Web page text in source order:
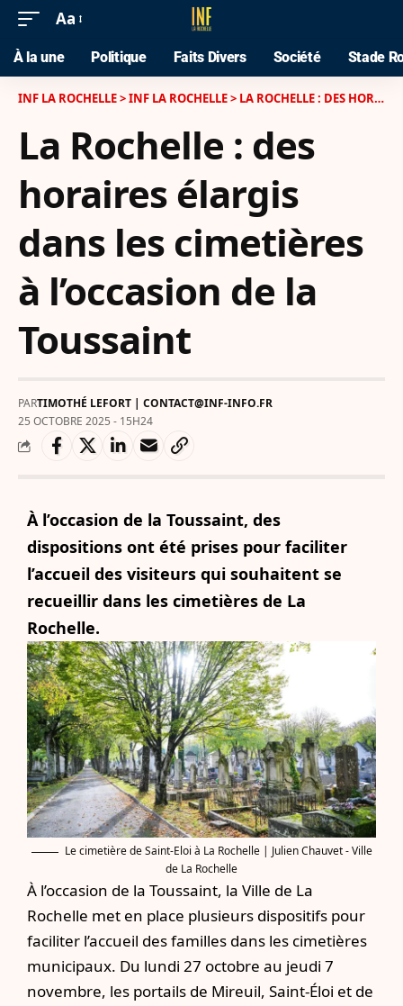
Aa
À la une Politique Faits Divers Société Stade
INF LA ROCHELLE>INF LA ROCHELLE> LA ROCHELLE : DES HORAIRES ÉLARGIS DANS LES CIMETIÈRES À L’OCCASION DE LA TOUSSAINT
La Rochelle : des
horaires élargis
dans les cimetières
à l’occasion de la
Toussaint
PARTIMOTHÉ LEFORT | CONTACT@INF-INFO.FR
25 OCTOBRE 2025 - 15H24
À l’occasion de la Toussaint, des
dispositions ont été prises pour faciliter
l’accueil des visiteurs qui souhaitent se
recueillir dans les cimetières de La
Rochelle.
Le cimetière de Saint-Eloi à La Rochelle | Julien Chauvet - Ville
de La Rochelle
À l’occasion de la Toussaint, la Ville de La
Rochelle met en place plusieurs dispositifs pour
faciliter l’accueil des familles dans les cimetières
municipaux. Du lundi 27 octobre au jeudi 7
novembre, les portails de Mireuil, Saint-Éloi et de